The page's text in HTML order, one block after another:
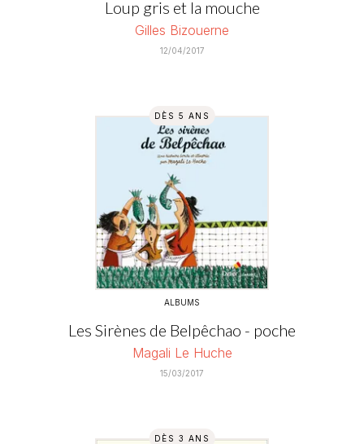
Loup gris et la mouche
Gilles Bizouerne
12/04/2017
DÈS 5 ANS
ALBUMS
Les Sirènes de Belpêchao - poche
Magali Le Huche
15/03/2017
DÈS 3 ANS